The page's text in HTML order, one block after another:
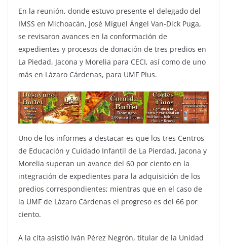
En la reunión, donde estuvo presente el delegado del
IMSS en Michoacán, José Miguel Ángel Van-Dick Puga,
se revisaron avances en la conformación de
expedientes y procesos de donación de tres predios en
La Piedad, Jacona y Morelia para CECI, así como de uno
más en Lázaro Cárdenas, para UMF Plus.
Uno de los informes a destacar es que los tres Centros
de Educación y Cuidado Infantil de La Pierdad, Jacona y
Morelia superan un avance del 60 por ciento en la
integración de expedientes para la adquisición de los
predios correspondientes; mientras que en el caso de
la UMF de Lázaro Cárdenas el progreso es del 66 por
ciento.
A la cita asistió Iván Pérez Negrón, titular de la Unidad